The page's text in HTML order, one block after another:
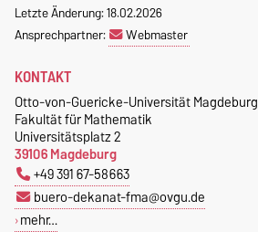
Letzte Änderung: 18.02.2026
Ansprechpartner:
Webmaster
KONTAKT
Otto-von-Guericke-Universität Magdeburg
Fakultät für Mathematik
Universitätsplatz 2
39106 Magdeburg
+49 391 67-58663
buero-dekanat-fma@ovgu.de
mehr…